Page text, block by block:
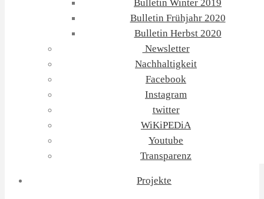
Bulletin Winter 2019
Bulletin Frühjahr 2020
Bulletin Herbst 2020
Newsletter
Nachhaltigkeit
Facebook
Instagram
twitter
WiKiPEDiA
Youtube
Transparenz
Projekte